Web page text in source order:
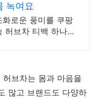
녹여요
로운 풍미를 쿠팡
브차 티백 하나로,
브차는 몸과 마음을
많고 브랜드도 다양하